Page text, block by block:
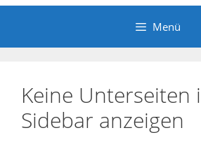
Menü
Keine Unterseiten
Sidebar anzeigen